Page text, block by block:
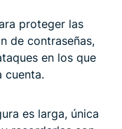
proteger las
de contraseñas,
en los que
cuenta.
es larga, única